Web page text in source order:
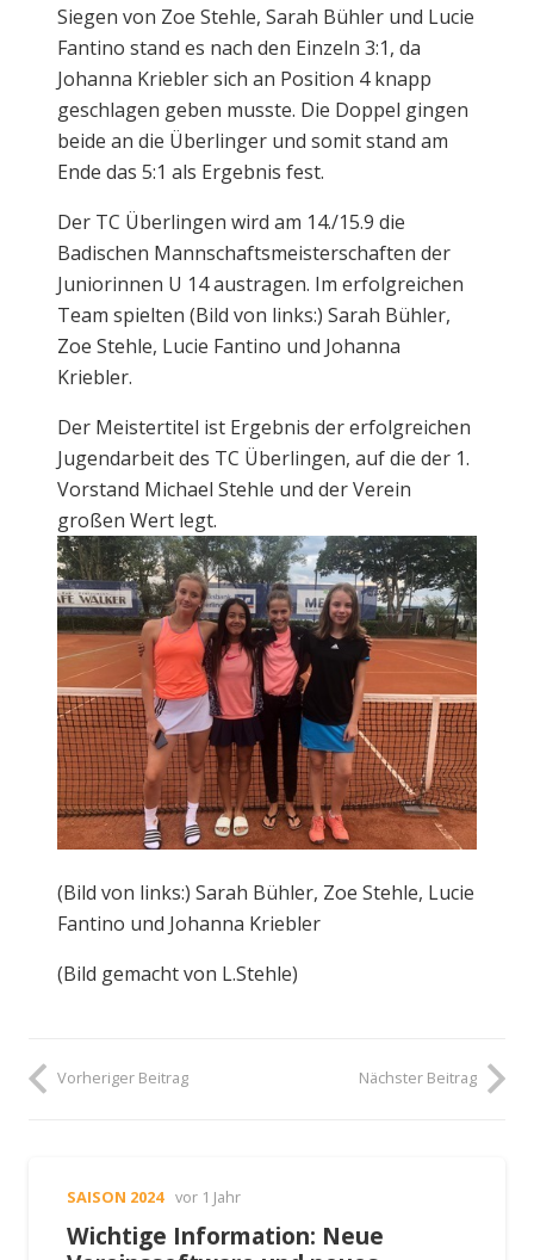
Siegen von Zoe Stehle, Sarah Bühler und Lucie
Fantino stand es nach den Einzeln 3:1, da
Johanna Kriebler sich an Position 4 knapp
geschlagen geben musste. Die Doppel gingen
beide an die Überlinger und somit stand am
Ende das 5:1 als Ergebnis fest.
Der TC Überlingen wird am 14./15.9 die
Badischen Mannschaftsmeisterschaften der
Juniorinnen U 14 austragen. Im erfolgreichen
Team spielten (Bild von links:) Sarah Bühler,
Zoe Stehle, Lucie Fantino und Johanna
Kriebler.
Der Meistertitel ist Ergebnis der erfolgreichen
Jugendarbeit des TC Überlingen, auf die der 1.
Vorstand Michael Stehle und der Verein
großen Wert legt.
(Bild von links:) Sarah Bühler, Zoe Stehle, Lucie
Fantino und Johanna Kriebler
(Bild gemacht von L.Stehle)
Vorheriger Beitrag Nächster Beitrag
SAISON 2024 vor 1 Jahr
Wichtige Information: Neue